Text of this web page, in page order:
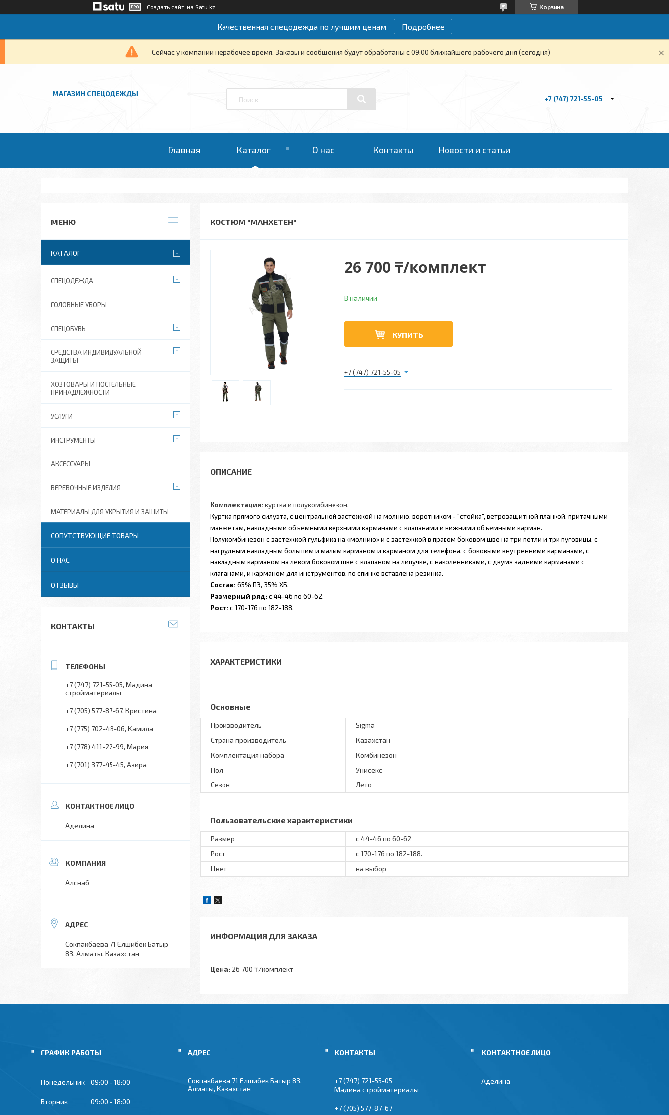
Создать сайт на Satu.kz Корзина
Качественная спецодежда по лучшим ценам Подробнее
Сейчас у компании нерабочее время. Заказы и сообщения будут обработаны с 09:00 ближайшего рабочего дня (сегодня)
МАГАЗИН СПЕЦОДЕЖДЫ
+7 (747) 721-55-05
Главная Каталог О нас Контакты Новости и статьи
КОСТЮМ "МАНХЕТЕН"
26 700 ₸/комплект
В наличии
КУПИТЬ
+7 (747) 721-55-05
Комплектация: куртка и полукомбинезон.
Куртка прямого силуэта, с центральной застёжкой на молнию, воротником - "стойка", ветрозащитной планкой, притачными
манжетам, накладными объемными верхними карманами с клапанами и нижними объемными карман.
Полукомбинезон с застежкой гульфика на «молнию» и с застежкой в правом боковом шве на три петли и три пуговицы, с
нагрудным накладным большим и малым карманом и карманом для телефона, с боковыми внутренними карманами, с
накладным карманом на левом боковом шве с клапаном на липучке, с наколенниками, с двумя задними карманами с
клапанами, и карманом для инструментов, по спинке вставлена резинка.
Состав: 65% ПЭ, 35% ХБ.
Размерный ряд: с 44-46 по 60-62.
Рост: с 170-176 по 182-188.
ХАРАКТЕРИСТИКИ
Основные
Производитель
Sigma
Страна производитель
Казахстан
Комплектация набора
Комбинезон
Пол
Унисекс
Сезон
Лето
Пользовательские характеристики
Размер
с 44-46 по 60-62
Рост
с 170-176 по 182-188.
Цвет
на выбор
ИНФОРМАЦИЯ ДЛЯ ЗАКАЗА
Цена: 26 700 ₸/комплект
КАТАЛОГ
СПЕЦОДЕЖДА
ГОЛОВНЫЕ УБОРЫ
СПЕЦОБУВЬ
СРЕДСТВА ИНДИВИДУАЛЬНОЙ
ЗАЩИТЫ
ХОЗТОВАРЫ И ПОСТЕЛЬНЫЕ
ПРИНАДЛЕЖНОСТИ
УСЛУГИ
ИНСТРУМЕНТЫ
АКСЕССУАРЫ
ВЕРЕВОЧНЫЕ ИЗДЕЛИЯ
МАТЕРИАЛЫ ДЛЯ УКРЫТИЯ И ЗАЩИТЫ
СОПУТСТВУЮЩИЕ ТОВАРЫ
О НАС
ОТЗЫВЫ
КОНТАКТЫ
+7 (747) 721-55-05 Мадина
стройматериалы
+7 (705) 577-87-67 Кристина
+7 (775) 702-48-06 Камила
+7 (778) 411-22-99 Мария
+7 (701) 377-45-45 Азира
Аделина
Алснаб
Сокпакбаева 71 Елшибек Батыр
83, Алматы, Казахстан
ГРАФИК РАБОТЫ
Понедельник 09:00 18:00
Вторник 09:00 18:00
Сокпакбаева 71 Елшибек Батыр 83,
Алматы, Казахстан
+7 (747) 721-55-05
Мадина стройматериалы
+7 (705) 577-87-67
Аделина